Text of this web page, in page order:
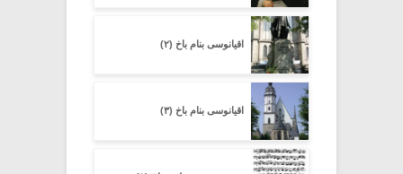
اقیانوسی بنام باخ (۲)
اقیانوسی بنام باخ (۳)